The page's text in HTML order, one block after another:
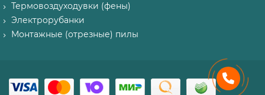
Термовоздуходувки (фены)
Электрорубанки
Монтажные (отрезные) пилы